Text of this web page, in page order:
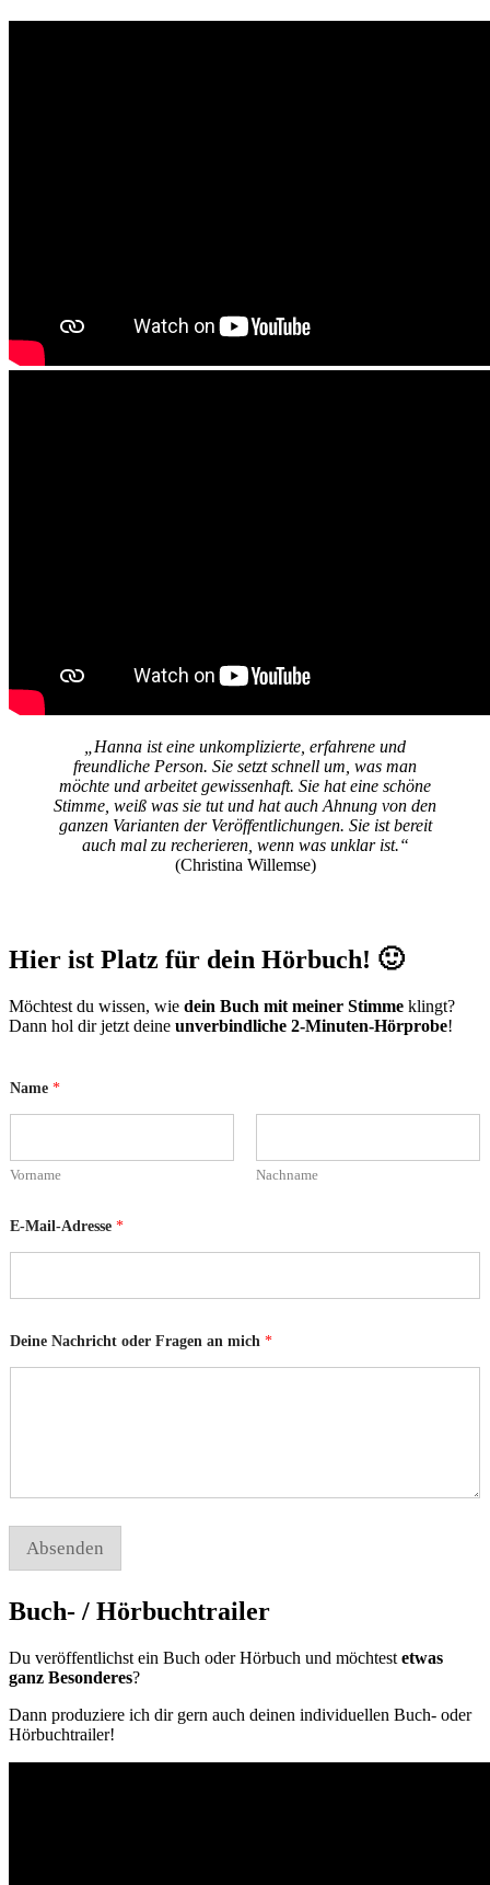
„Hanna ist eine unkomplizierte, erfahrene und
freundliche Person. Sie setzt schnell um, was man
möchte und arbeitet gewissenhaft. Sie hat eine schöne
Stimme, weiß was sie tut und hat auch Ahnung von den
ganzen Varianten der Veröffentlichungen. Sie ist bereit
auch mal zu recherieren, wenn was unklar ist.“
(Christina Willemse)
Hier ist Platz für dein Hörbuch! 🙂
Möchtest du wissen, wie dein Buch mit meiner Stimme klingt?
Dann hol dir jetzt deine unverbindliche 2-Minuten-Hörprobe!
d
e
e
r
g
n
Name *
Vorname Nachname
E-Mail-Adresse *
Deine Nachricht oder Fragen an mich *
Absenden
Buch- / Hörbuchtrailer
Du veröffentlichst ein Buch oder Hörbuch und möchtest etwas
ganz Besonderes?
Dann produziere ich dir gern auch deinen individuellen Buch- oder
Hörbuchtrailer!